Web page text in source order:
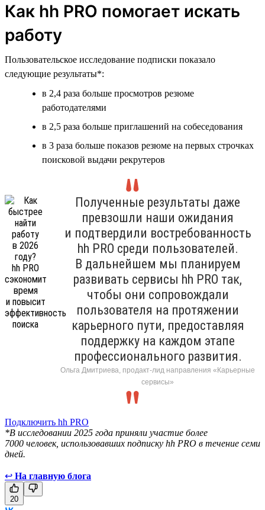
Как hh PRO помогает искать
работу
Пользовательское исследование подписки показало
следующие результаты*:
в 2,4 раза больше просмотров резюме
работодателями
в 2,5 раза больше приглашений на собеседования
в 3 раза больше показов резюме на первых строчках
поисковой выдачи рекрутеров
Полученные результаты даже
превзошли наши ожидания
и подтвердили востребованность
hh PRO среди пользователей.
В дальнейшем мы планируем
развивать сервисы hh PRO так,
чтобы они сопровождали
пользователя на протяжении
карьерного пути, предоставляя
поддержку на каждом этапе
профессионального развития.
Ольга Дмитриева, продакт-лид направления «Карьерные
сервисы»
Подключить hh PRO
*В исследовании 2025 года приняли участие более
7000 человек, использовавших подписку hh PRO в течение семи
дней.
↩ На главную блога
20